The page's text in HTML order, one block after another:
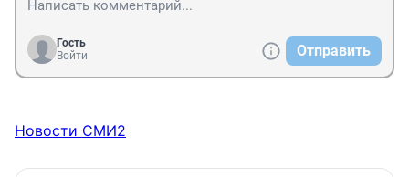
Гость
Войти
Отправить
Новости СМИ2